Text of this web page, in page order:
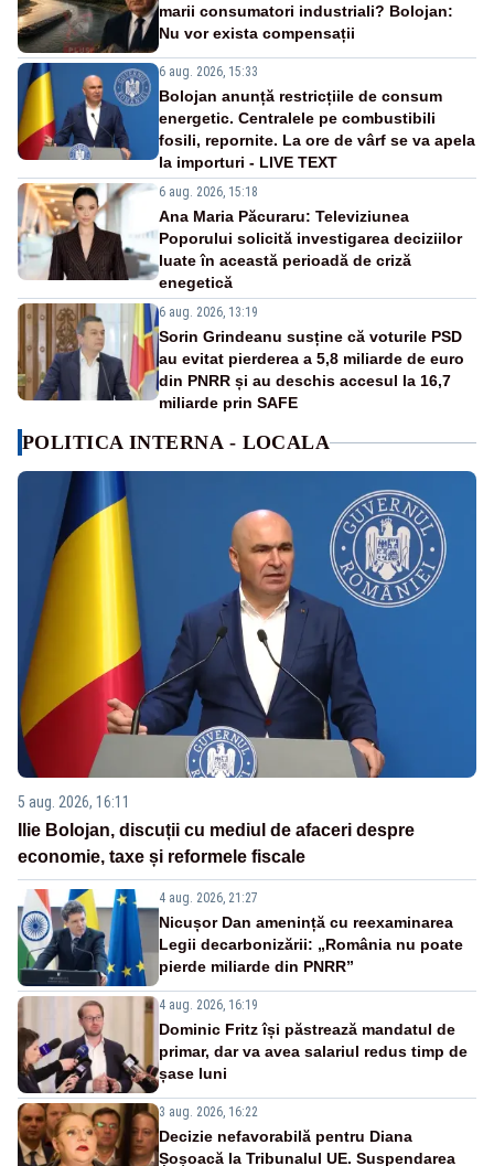
marii consumatori industriali? Bolojan:
Nu vor exista compensații
6 aug. 2026, 15:33
Bolojan anunță restricțiile de consum
energetic. Centralele pe combustibili
fosili, repornite. La ore de vârf se va apela
la importuri - LIVE TEXT
6 aug. 2026, 15:18
Ana Maria Păcuraru: Televiziunea
Poporului solicită investigarea deciziilor
luate în această perioadă de criză
enegetică
6 aug. 2026, 13:19
Sorin Grindeanu susține că voturile PSD
au evitat pierderea a 5,8 miliarde de euro
din PNRR și au deschis accesul la 16,7
miliarde prin SAFE
POLITICA INTERNA - LOCALA
5 aug. 2026, 16:11
Ilie Bolojan, discuții cu mediul de afaceri despre
economie, taxe și reformele fiscale
4 aug. 2026, 21:27
Nicușor Dan amenință cu reexaminarea
Legii decarbonizării: „România nu poate
pierde miliarde din PNRR”
4 aug. 2026, 16:19
Dominic Fritz își păstrează mandatul de
primar, dar va avea salariul redus timp de
șase luni
3 aug. 2026, 16:22
Decizie nefavorabilă pentru Diana
Șoșoacă la Tribunalul UE. Suspendarea